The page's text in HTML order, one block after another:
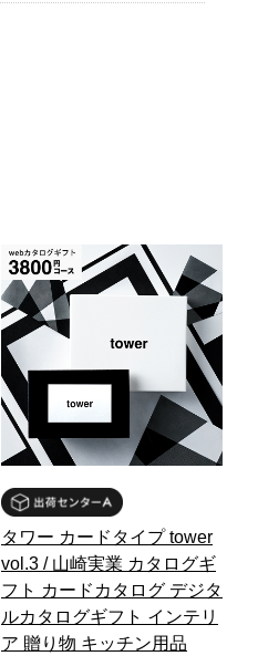
タワー カードタイプ tower
vol.3 / 山崎実業 カタログギ
フト カードカタログ デジタ
ルカタログギフト インテリ
ア 贈り物 キッチン用品